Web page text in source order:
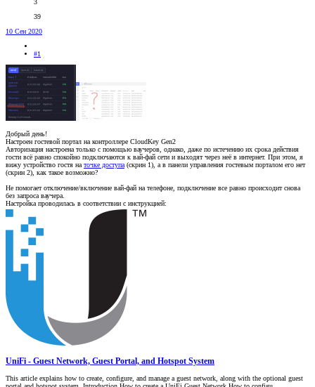
39
10 Сен 2020
#1
Добрый день!
Настроен гостевой портал на контроллере CloudKey Gen2
Авторизация настроена только с помощью ваучеров, однако, даже по истечению их срока действия
гости всё равно спокойно подключаются к вай-фай сети и выходят через неё в интернет. При этом, я
вижу устройство гостя на точке доступа (скрин 1), а в панели управления гостевым порталом его нет
(скрин 2), как такое возможно?
Не помогает отключение/включение вай-фай на телефоне, подключение все равно происходит снова
без запроса ваучера.
Настройка проводилась в соответствии с инструкцией:
UniFi - Guest Network, Guest Portal, and Hotspot System
This article explains how to create, configure, and manage a guest network, along with the optional guest